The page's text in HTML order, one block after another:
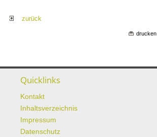
zurück
drucken
Quicklinks
Kontakt
Inhaltsverzeichnis
Impressum
Datenschutz